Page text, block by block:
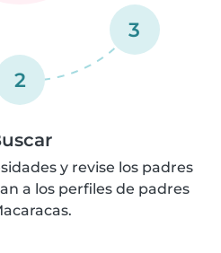
2
3
y revise los padres
a los perfiles de padres